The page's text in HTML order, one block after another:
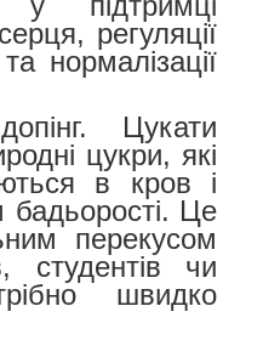
регуляції
нормалізації
Цукати
цукри, які
в кров і
Це
перекусом
студентів чи
швидко